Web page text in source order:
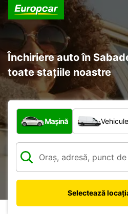
Închiriere auto în
toate stațiile noastre
Ce tip de vehicul?
Mașină
Selectează